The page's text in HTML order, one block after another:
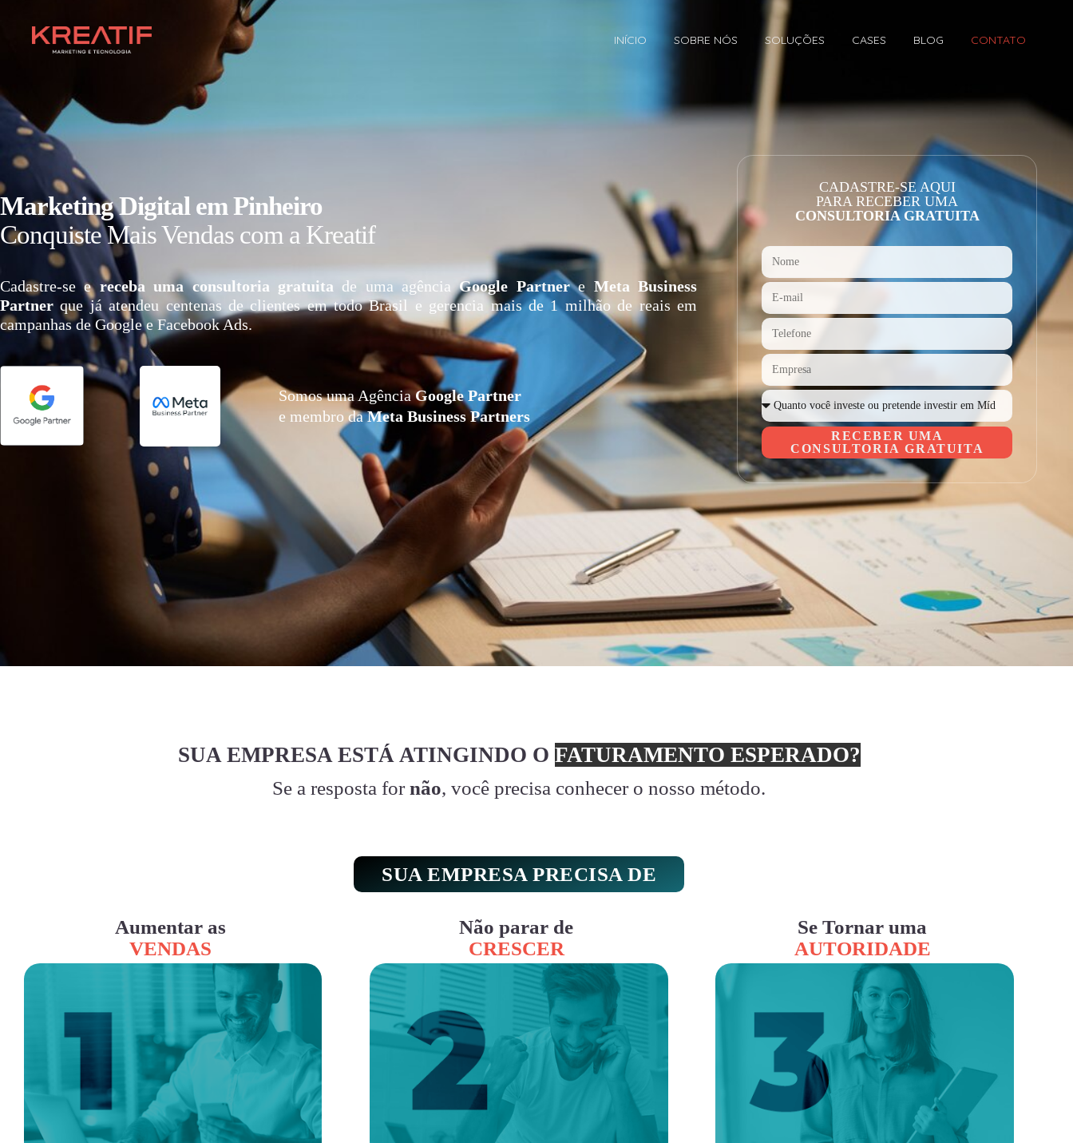
INÍCIO SOBRE NÓS SOLUÇÕES CASES BLOG CONTATO
Marketing Digital em Pinheiro
Conquiste Mais Vendas com a Kreatif
Cadastre-se e receba uma consultoria gratuita de uma agênciaGoogle Partnere Meta Business
Partner que já atendeu centenas de clientes em todo Brasil e gerencia mais de 1 milhão de reais em
campanhas de Google e Facebook Ads.
Somos uma AgênciaGoogle Partner
e membro daMeta Business Partners
CADASTRE-SE AQUI
PARA RECEBER UMA
CONSULTORIA GRATUITA
RECEBER UMA
CONSULTORIA GRATUITA
SUA EMPRESA ESTÁ ATINGINDO O FATURAMENTO ESPERADO?
Se a resposta for não, você precisa conhecer o nosso método.
SUA EMPRESA PRECISA DE
Aumentar as
VENDAS
Não parar de
CRESCER
Se Tornar uma
AUTORIDADE